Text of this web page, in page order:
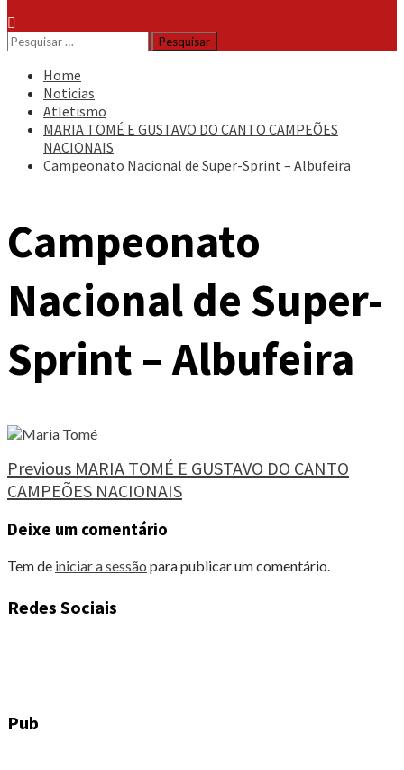
Pesquisar
por:
Home
Noticias
Atletismo
MARIA TOMÉ E GUSTAVO DO CANTO CAMPEÕES
NACIONAIS
Campeonato Nacional de Super-Sprint – Albufeira
Campeonato
Nacional de Super-
Sprint – Albufeira
Continue
Reading
Previous MARIA TOMÉ E GUSTAVO DO CANTO
CAMPEÕES NACIONAIS
Deixe um comentário
Tem de iniciar a sessão para publicar um comentário.
Redes Sociais
Pub